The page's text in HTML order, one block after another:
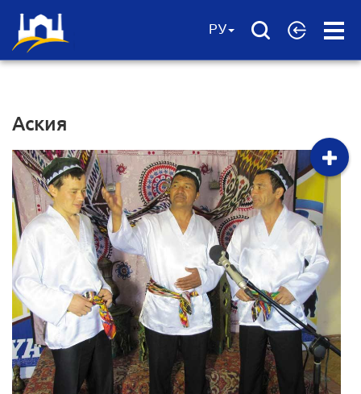
Open
РУ
Аския